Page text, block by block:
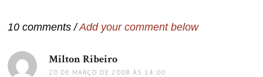
10 comments /Add your comment below
Milton Ribeiro
20 DE MARÇO DE 2008 ÀS 14:00